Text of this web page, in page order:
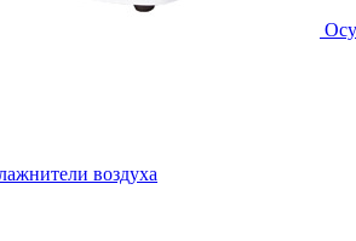
воздуха